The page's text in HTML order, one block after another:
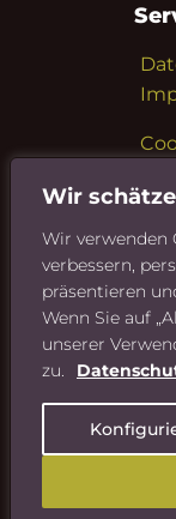
Wir
Wir verwenden
verbessern,
präsentieren
Wenn Sie auf
unserer
zu.
Sie